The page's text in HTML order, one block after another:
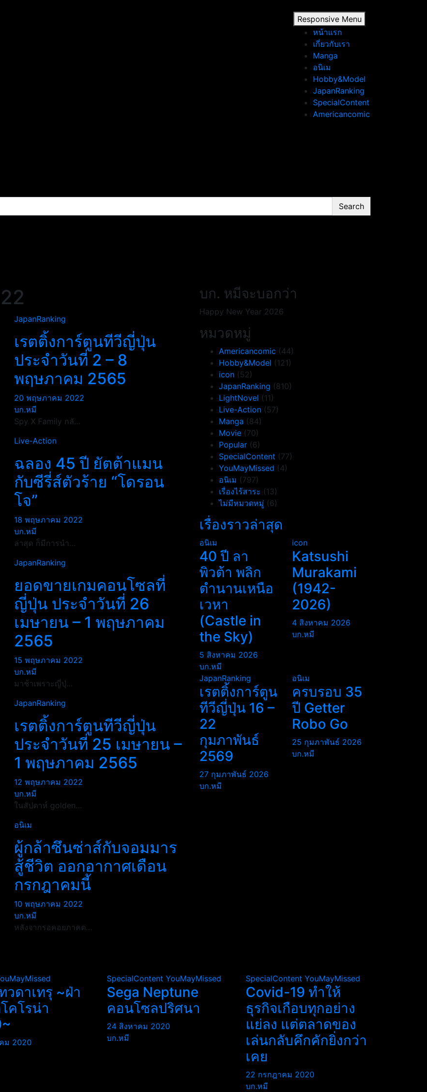
Responsive Menu
หน้าแรก
เกี่ยวกับเรา
Manga
อนิเม
Hobby&Model
JapanRanking
SpecialContent
Americancomic
Search
JapanRanking
เรตติ้งการ์ตูนทีวีญี่ปุ่น
ประจำวันที่ 2 – 8
พฤษภาคม 2565
20 พฤษภาคม 2022
บก.หมี
Spy X Family กลั…
Live-Action
ฉลอง 45 ปี ยัตต้าแมน
กับซีรี่ส์ตัวร้าย “โดรอน
โจ”
18 พฤษภาคม 2022
บก.หมี
ล่าสุด ก็มีการนำ…
JapanRanking
ยอดขายเกมคอนโซลที่
ญี่ปุ่น ประจำวันที่ 26
เมษายน – 1 พฤษภาคม
2565
15 พฤษภาคม 2022
บก.หมี
มาช้าเพราะญี่ปุ่…
JapanRanking
เรตติ้งการ์ตูนทีวีญี่ปุ่น
ประจำวันที่ 25 เมษายน –
1 พฤษภาคม 2565
12 พฤษภาคม 2022
บก.หมี
ในสัปดาห์ golden…
อนิเม
ผู้กล้าซึนซ่าส์กับจอมมาร
สู้ชีวิต ออกอากาศเดือน
กรกฎาคมนี้
10 พฤษภาคม 2022
บก.หมี
หลังจากรอคอยภาคต…
บก. หมีจะบอกว่า
Happy New Year 2026
หมวดหมู่
Americancomic (44)
Hobby&Model (121)
icon (52)
JapanRanking (810)
LightNovel (11)
Live-Action (57)
Manga (84)
Movie (70)
Popular (6)
SpecialContent (77)
YouMayMissed (4)
อนิเม (797)
เรื่องไร้สาระ (13)
ไม่มีหมวดหมู่ (6)
เรื่องราวล่าสุด
อนิเม
40 ปี ลา
พิวต้า พลิก
ตำนานเหนือ
เวหา
(Castle in
the Sky)
5 สิงหาคม 2026
บก.หมี
icon
Katsushi
Murakami
(1942-
2026)
4 สิงหาคม 2026
บก.หมี
JapanRanking
เรตติ้งการ์ตูน
ทีวีญี่ปุ่น 16 –
22
กุมภาพันธ์
2569
27 กุมภาพันธ์ 2026
บก.หมี
อนิเม
ครบรอบ 35
ปี Getter
Robo Go
25 กุมภาพันธ์ 2026
บก.หมี
วดาเทรุ ~ฝ่า
คโรน่า
ม 2020
SpecialContent YouMayMissed
Sega Neptune
คอนโซลปริศนา
24 สิงหาคม 2020
บก.หมี
SpecialContent YouMayMissed
Covid-19 ทำให้
ธุรกิจเกือบทุกอย่าง
แย่ลง แต่ตลาดของ
เล่นกลับคึกคักยิ่งกว่า
เคย
22 กรกฎาคม 2020
บก.หมี